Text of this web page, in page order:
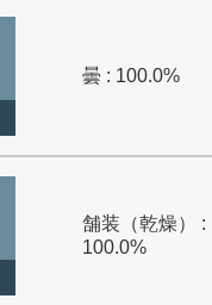
曇 : 100.0%
舗装（乾燥） :
100.0%